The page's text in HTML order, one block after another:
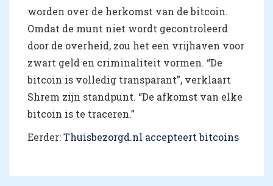
worden over de herkomst van de bitcoin.
Omdat de munt niet wordt gecontroleerd
door de overheid, zou het een vrijhaven voor
zwart geld en criminaliteit vormen. “De
bitcoin is volledig transparant”, verklaart
Shrem zijn standpunt. “De afkomst van elke
bitcoin is te traceren.”
Eerder:Thuisbezorgd.nl accepteert bitcoins